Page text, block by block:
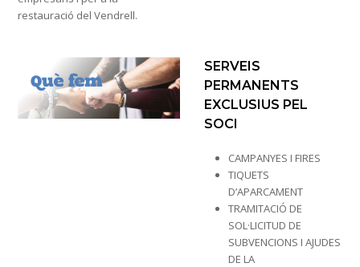
restauració del Vendrell.
SERVEIS
PERMANENTS
EXCLUSIUS PEL
SOCI
CAMPANYES I FIRES
TIQUETS
D’APARCAMENT
TRAMITACIÓ DE
SOL·LICITUD DE
SUBVENCIONS I AJUDES
DE LA